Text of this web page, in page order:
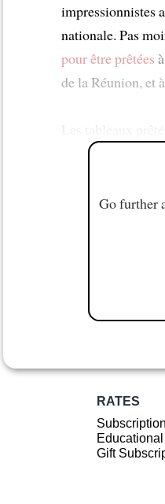
impressionnistes
nationale. Pas
pour être prêtées
de la Réunion, et
Go further
RATES
Gift